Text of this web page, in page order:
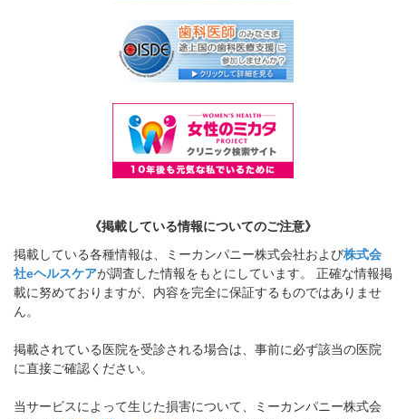
《掲載している情報についてのご注意》
掲載している各種情報は、ミーカンパニー株式会社および株式会
社eヘルスケアが調査した情報をもとにしています。 正確な情報掲
載に努めておりますが、内容を完全に保証するものではありませ
ん。
掲載されている医院を受診される場合は、事前に必ず該当の医院
に直接ご確認ください。
当サービスによって生じた損害について、ミーカンパニー株式会